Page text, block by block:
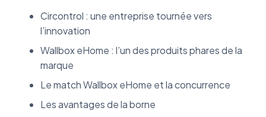
Circontrol : une entreprise tournée vers
l’innovation
Wallbox eHome : l’un des produits phares de la
marque
Le match Wallbox eHome et la concurrence
Les avantages de la borne